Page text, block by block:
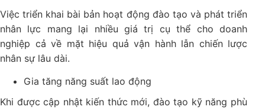
Việc triển khai bài bản hoạt động đào tạo và phát triển
nhân lực mang lại nhiều giá trị cụ thể cho doanh
nghiệp cả về mặt hiệu quả vận hành lẫn chiến lược
nhân sự lâu dài.
Gia tăng năng suất lao động
Khi được cập nhật kiến thức mới, đào tạo kỹ năng phù